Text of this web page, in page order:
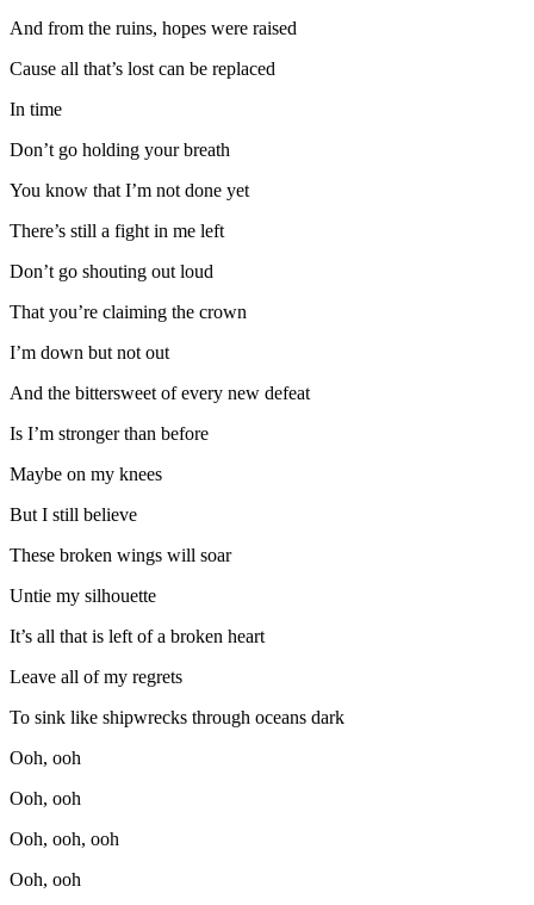
And from the ruins, hopes were raised
Cause all that’s lost can be replaced
In time
Don’t go holding your breath
You know that I’m not done yet
There’s still a fight in me left
Don’t go shouting out loud
That you’re claiming the crown
I’m down but not out
And the bittersweet of every new defeat
Is I’m stronger than before
Maybe on my knees
But I still believe
These broken wings will soar
Untie my silhouette
It’s all that is left of a broken heart
Leave all of my regrets
To sink like shipwrecks through oceans dark
Ooh, ooh
Ooh, ooh
Ooh, ooh, ooh
Ooh, ooh